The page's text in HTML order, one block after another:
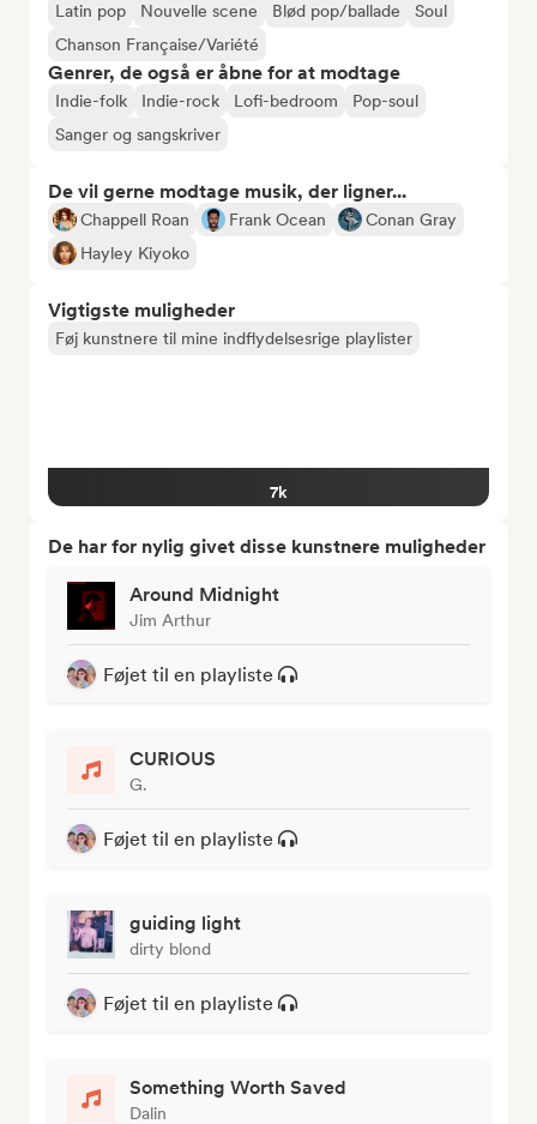
Latin pop
Nouvelle scene Blød pop/ballade
Soul
Chanson Française/Variété
Genrer, de også er åbne for at modtage
Indie-folk Indie-rock Lofi-bedroom
Pop-soul
Sanger og sangskriver
De vil gerne modtage musik, der ligner...
Chappell Roan Frank Ocean
Conan Gray
Hayley Kiyoko
Vigtigste muligheder
Føj kunstnere til mine indflydelsesrige playlister
7k
De har for nylig givet disse kunstnere muligheder
Around Midnight
Jim Arthur
Føjet til en playliste
CURIOUS
G.
Føjet til en playliste
guiding light
dirty blond
Føjet til en playliste
Something Worth Saved
Dalin